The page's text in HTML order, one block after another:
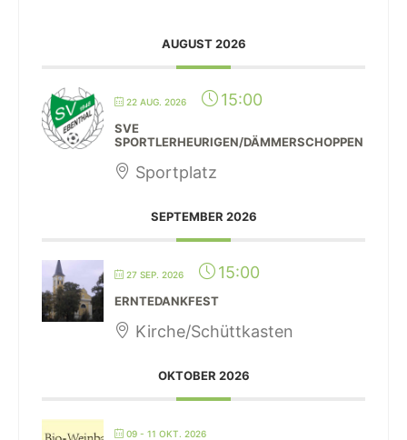
AUGUST 2026
22 AUG. 2026 15:00
SVE
SPORTLERHEURIGEN/DÄMMERSCHOPPEN
Sportplatz
SEPTEMBER 2026
27 SEP. 2026 15:00
ERNTEDANKFEST
Kirche/Schüttkasten
OKTOBER 2026
09 - 11 OKT. 2026